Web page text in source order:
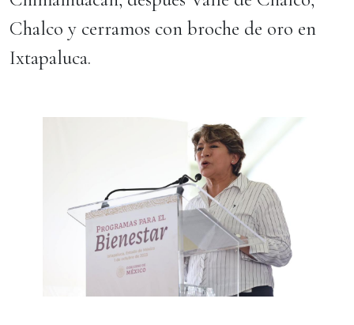
Chalco y cerramos con broche de oro en
Ixtapaluca.